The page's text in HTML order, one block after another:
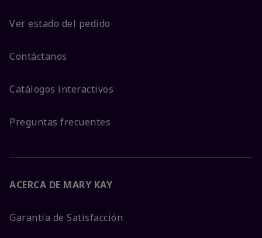
Ver estado del pedido
Contáctanos
Catálogos interactivos
Preguntas frecuentes
ACERCA DE MARY KAY
Garantía de Satisfacción